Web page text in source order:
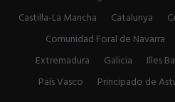
Castilla-La Mancha
Catalunya
Comunidad Foral de Navarra
Extremadura
Galicia Illes
País Vasco
Principado de